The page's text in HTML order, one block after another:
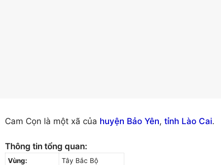
Cam Cọn là một xã của huyện Bảo Yên, tỉnh Lào Cai.
Thông tin tổng quan:
Vùng:
Tây Bắc Bộ